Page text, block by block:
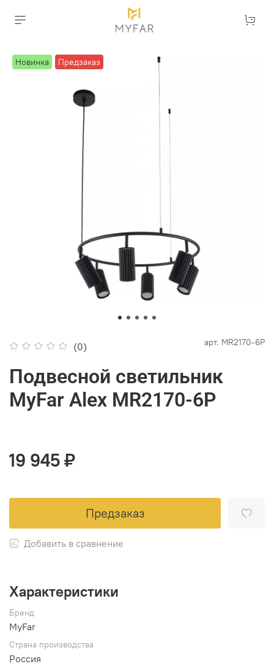
Новинка Предзаказ
(0) арт. MR2170-6P
Подвесной светильник
MyFar Alex MR2170-6P
19 945 ₽
Предзаказ
Добавить в сравнение
Характеристики
Бренд
MyFar
Страна производства
Россия